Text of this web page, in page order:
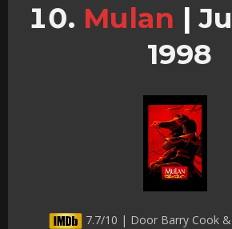
Mulan |
1998
7.7/10 | Door Barry Cook